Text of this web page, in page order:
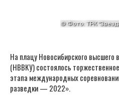
На плацу Новосибирского высшего
(НВВКУ) состоялось
этапа международных
разведки — 2022».